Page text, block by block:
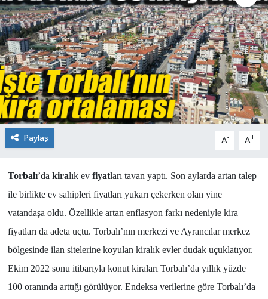
Paylaş A- A+
Torbalı’da kiralık ev fiyatları tavan yaptı. Son aylarda artan talep
ile birlikte ev sahipleri fiyatları yukarı çekerken olan yine
vatandaşa oldu. Özellikle artan enflasyon farkı nedeniyle kira
fiyatları da adeta uçtu. Torbalı’nın merkezi ve Ayrancılar merkez
bölgesinde ilan sitelerine koyulan kiralık evlerdudak uçuklatıyor.
Ekim 2022 sonu itibarıyla konut kiraları Torbalı’da yıllık yüzde
100 oranında arttığı görülüyor. Endeksa verilerine göre Torbalı’da